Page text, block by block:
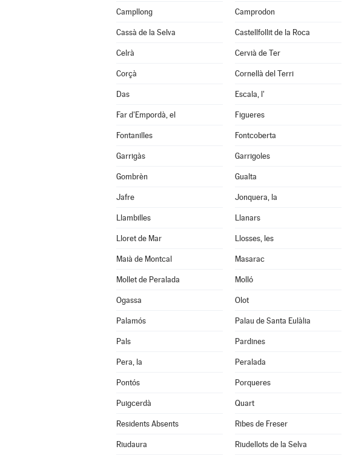
Campllong Camprodon
Cassà de la Selva Castellfollit de la Roca
Celrà Cervià de Ter
Corçà Cornellà del Terri
Das Escala, l'
Far d'Empordà, el Figueres
Fontanilles Fontcoberta
Garrigàs Garrigoles
Gombrèn Gualta
Jafre Jonquera, la
Llambilles Llanars
Lloret de Mar Llosses, les
Maià de Montcal Masarac
Mollet de Peralada Molló
Ogassa Olot
Palamós Palau de Santa Eulàlia
Pals Pardines
Pera, la Peralada
Pontós Porqueres
Puigcerdà Quart
Residents Absents Ribes de Freser
Riudaura Riudellots de la Selva